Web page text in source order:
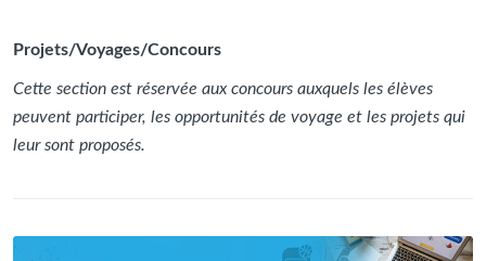
Projets/Voyages/Concours
Cette section est réservée aux concours auxquels les élèves
peuvent participer, les opportunités de voyage et les projets qui
leur sont proposés.